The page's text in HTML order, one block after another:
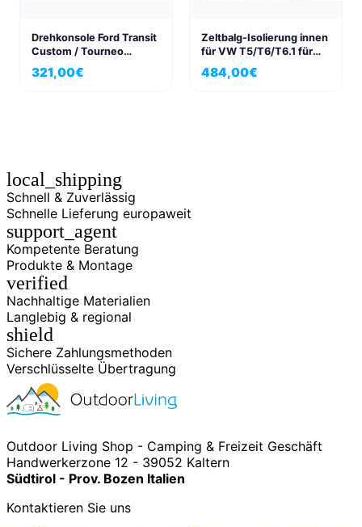
Drehkonsole Ford Transit
Custom / Tourneo
Beifahrerseite, ab Bj.
2012
321,00€
Zeltbalg-Isolierung innen
für VW T5/T6/T6.1 für
California und California
Beach
484,00€
local_shipping
Schnell & Zuverlässig
Schnelle Lieferung europaweit
support_agent
Kompetente Beratung
Produkte & Montage
verified
Nachhaltige Materialien
Langlebig & regional
shield
Sichere Zahlungsmethoden
Verschlüsselte Übertragung
Outdoor Living Shop - Camping & Freizeit Geschäft
Handwerkerzone 12 - 39052 Kaltern
Südtirol - Prov. Bozen Italien
Kontaktieren Sie uns